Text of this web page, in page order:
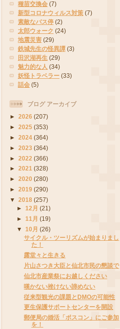
種苗交換会 (7)
新型コロナウィルス対策 (7)
素敵なバス停 (2)
太郎ウォーク (24)
地震災害 (29)
鉄城先生の怪異譚 (3)
田沢湖再生 (29)
魅力的な人 (34)
妖怪トラベラー (33)
話会 (5)
ブログ アーカイブ
► 2026 (207)
► 2025 (353)
► 2024 (364)
► 2023 (364)
► 2022 (366)
► 2021 (328)
► 2020 (280)
► 2019 (290)
▼ 2018 (257)
► 12月(21)
► 11月(19)
▼ 10月(26)
サイクル・ツーリズムが始まりまし
た！
露堂々と生きる
片山さつき大臣と仙北市民の懇談で
仙北市産業祭にお越しください
嘆かない挫けない諦めない
従来型観光の課題とDMOの可能性
更生保護サポートセンターを開設
郵便局の婚活「ポスコン」にご参加
を！